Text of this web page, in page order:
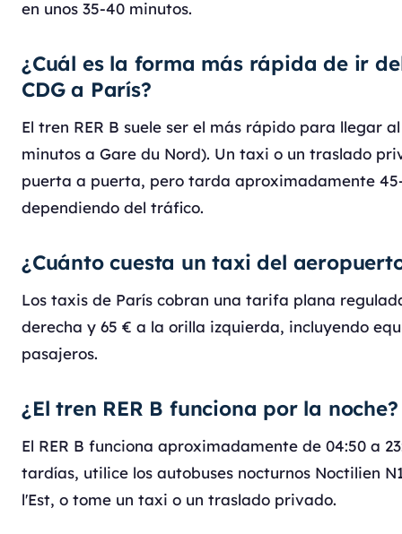
en unos 35-40 minutos.
¿Cuál es la forma más rápida de ir
CDG a París?
El tren RER B suele ser el más rápido para llegar
minutos a Gare du Nord). Un taxi o un traslado
puerta a puerta, pero tarda aproximadamente
dependiendo del tráfico.
¿Cuánto cuesta un taxi del
Los taxis de París cobran una tarifa plana
derecha y 65 € a la orilla izquierda, incluyendo
pasajeros.
¿El tren RER B funciona por la noche?
El RER B funciona aproximadamente de 04:50 a
tardías, utilice los autobuses nocturnos Noctilien
l'Est, o tome un taxi o un traslado privado.